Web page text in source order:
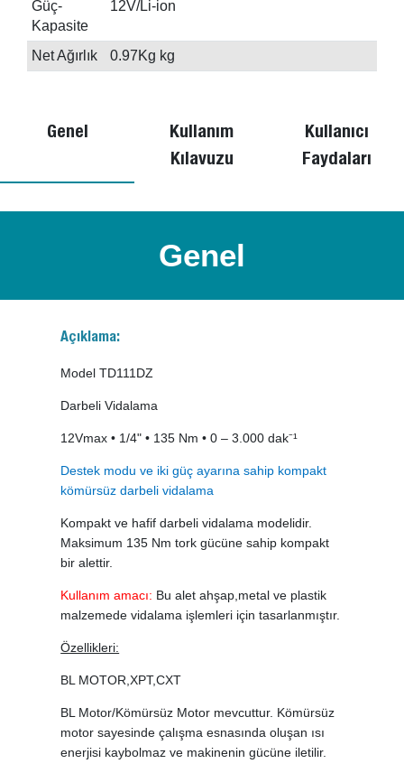
Güç-
Kapasite
12V/Li-ion
Net Ağırlık 0.97Kg kg
Genel
Kullanım
Kılavuzu
Kullanıcı
Faydaları
Genel
Açıklama:
Model TD111DZ
Darbeli Vidalama
12Vmax • 1/4" • 135 Nm • 0 – 3.000 dak⁻¹
Destek modu ve iki güç ayarına sahip kompakt
kömürsüz darbeli vidalama
Kompakt ve hafif darbeli vidalama modelidir.
Maksimum 135 Nm tork gücüne sahip kompakt
bir alettir.
Kullanım amacı: Bu alet ahşap,metal ve plastik
malzemede vidalama işlemleri için tasarlanmıştır.
Özellikleri:
BL MOTOR,XPT,CXT
BL Motor/Kömürsüz Motor mevcuttur. Kömürsüz
motor sayesinde çalışma esnasında oluşan ısı
enerjisi kaybolmaz ve makinenin gücüne iletilir.